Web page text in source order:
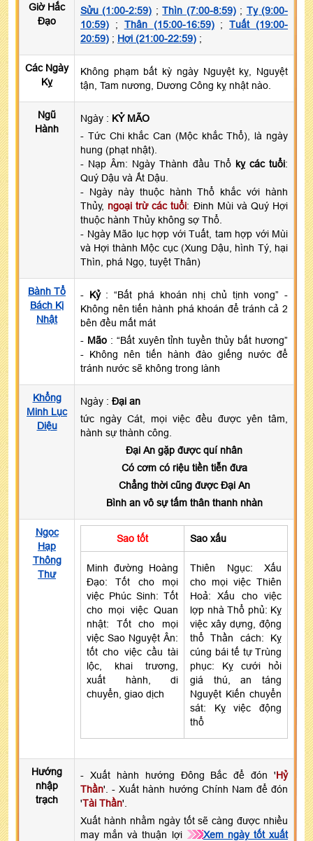
Giờ Hắc
Đạo
Sửu (1:00-2:59) ;Thìn (7:00-8:59); Tỵ (9:00-
10:59) ; Thân (15:00-16:59);Tuất (19:00-
20:59) ; Hợi (21:00-22:59) ;
Các Ngày
Kỵ
Không phạm bất kỳ ngày Nguyệt kỵ, Nguyệt
tận, Tam nương, Dương Công kỵ nhật nào.
Ngũ
Hành
Ngày : KỶ MÃO
- Tức Chi khắc Can (Mộc khắc Thổ), là ngày
hung (phạt nhật).
- Nạp Âm: Ngày Thành đầu Thổ kỵ các tuổi:
Quý Dậu và Ất Dậu.
- Ngày này thuộc hành Thổ khắc với hành
Thủy, ngoại trừ các tuổi: Đinh Mùi và Quý Hợi
thuộc hành Thủy không sợ Thổ.
- Ngày Mão lục hợp với Tuất, tam hợp với Mùi
và Hợi thành Mộc cục (Xung Dậu, hình Tý, hại
Thìn, phá Ngọ, tuyệt Thân)
Bành Tổ
Bách Kị
Nhật
- Kỷ: “Bất phá khoán nhị chủ tịnh vong” -
Không nên tiến hành phá khoán để tránh cả 2
bên đều mất mát
- Mão: “Bất xuyên tỉnh tuyền thủy bất hương”
- Không nên tiến hành đào giếng nước để
tránh nước sẽ không trong lành
Khổng
Minh Lục
Diệu
Ngày : Đại an
tức ngày Cát, mọi việc đều được yên tâm,
hành sự thành công.
Đại An gặp được quí nhân
Có cơm có riệu tiền tiễn đưa
Chẳng thời cũng được Đại An
Bình an vô sự tấm thân thanh nhàn
Ngọc
Hạp
Thông
Thư
Sao tốt Sao xấu
Minh đường Hoàng
Đạo: Tốt cho mọi
việc Phúc Sinh: Tốt
cho mọi việc Quan
nhật: Tốt cho mọi
việc Sao Nguyệt Ân:
tốt cho việc cầu tài
lộc, khai trương,
xuất hành, di
chuyển, giao dịch
Thiên Ngục: Xấu
cho mọi việc Thiên
Hoả: Xấu cho việc
lợp nhà Thổ phủ: Kỵ
việc xây dựng, động
thổ Thần cách: Kỵ
cúng bái tế tự Trùng
phục: Kỵ cưới hỏi
giá thú, an táng
Nguyệt Kiến chuyển
sát: Kỵ việc động
thổ
Hướng
nhập
trạch
- Xuất hành hướng Đông Bắc để đón 'Hỷ
Thần'. - Xuất hành hướng Chính Nam để đón
'Tài Thần'.
Xuất hành nhằm ngày tốt sẽ càng được nhiều
may mắn và thuận lợi
Xem ngày tốt xuất